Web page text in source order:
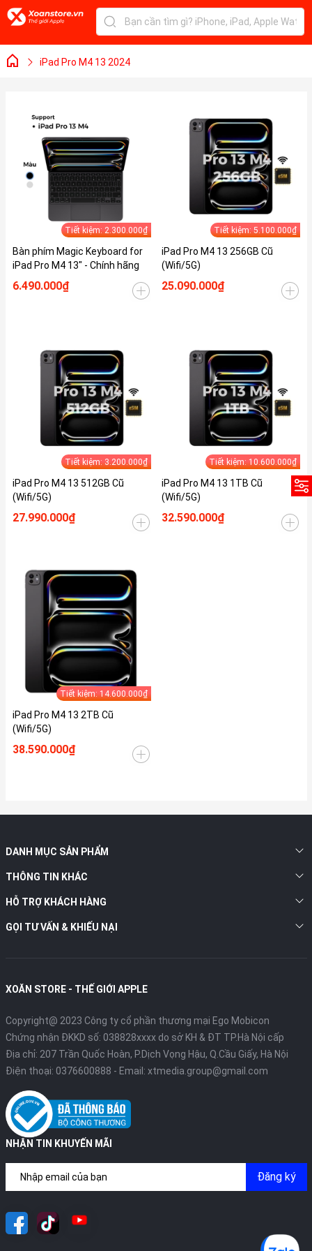
iPad Pro M4 13 2024
Tiết kiệm: 2.300.000₫
Bàn phím Magic Keyboard for
iPad Pro M4 13" - Chính hãng
6.490.000₫
Tiết kiệm: 5.100.000₫
iPad Pro M4 13 256GB Cũ
(Wifi/5G)
25.090.000₫
Tiết kiệm: 3.200.000₫
iPad Pro M4 13 512GB Cũ
(Wifi/5G)
27.990.000₫
Tiết kiệm: 10.600.000₫
iPad Pro M4 13 1TB Cũ
(Wifi/5G)
32.590.000₫
Tiết kiệm: 14.600.000₫
iPad Pro M4 13 2TB Cũ
(Wifi/5G)
38.590.000₫
DANH MỤC SẢN PHẨM
THÔNG TIN KHÁC
HỖ TRỢ KHÁCH HÀNG
GỌI TƯ VẤN & KHIẾU NẠI
XOĂN STORE - THẾ GIỚI APPLE
Copyright@ 2023 Công ty cổ phần thương mại Ego Mobicon
Chứng nhận ĐKKD số: 038828xxxx do sở KH & ĐT TP.Hà Nội cấp
Địa chỉ: 207 Trần Quốc Hoàn, P.Dịch Vọng Hậu, Q.Cầu Giấy, Hà Nội
Điện thoại: 0376600888 - Email: xtmedia.group@gmail.com
NHẬN TIN KHUYẾN MÃI
Đăng ký